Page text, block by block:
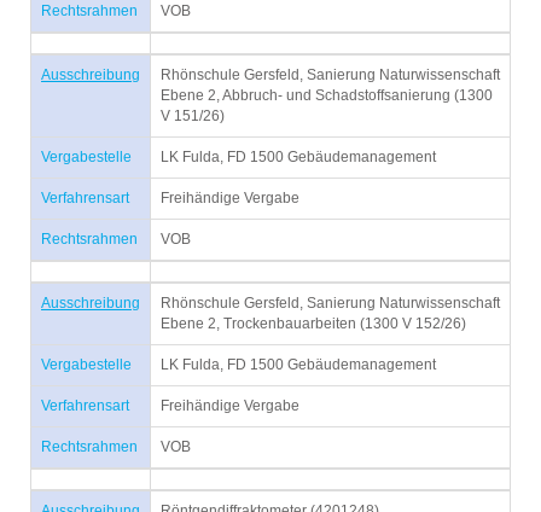
Rechtsrahmen VOB
Ausschreibung
Rhönschule Gersfeld, Sanierung Naturwissenschaft
Ebene 2, Abbruch- und Schadstoffsanierung (1300
V 151/26)
Vergabestelle LK Fulda, FD 1500 Gebäudemanagement
Verfahrensart Freihändige Vergabe
Rechtsrahmen VOB
Ausschreibung
Rhönschule Gersfeld, Sanierung Naturwissenschaft
Ebene 2, Trockenbauarbeiten (1300 V 152/26)
Vergabestelle LK Fulda, FD 1500 Gebäudemanagement
Verfahrensart Freihändige Vergabe
Rechtsrahmen VOB